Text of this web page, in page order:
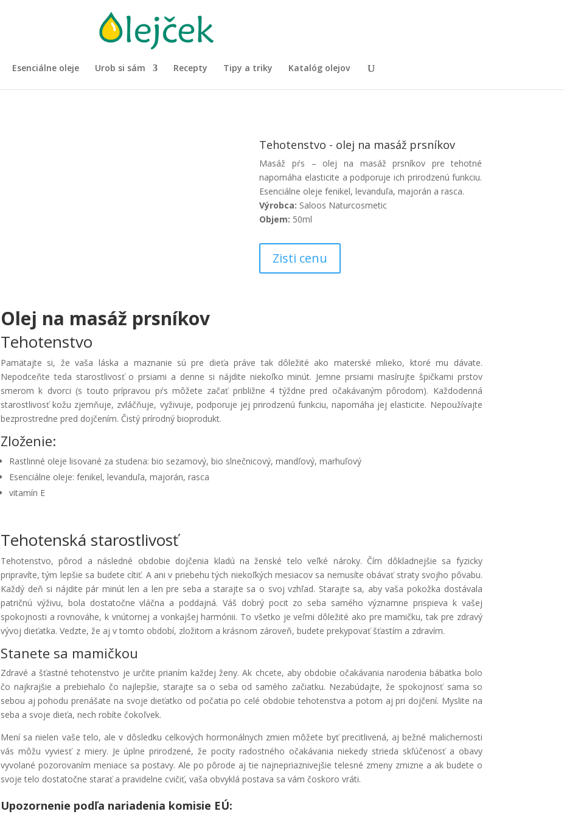
Esenciálne oleje Urob si sám Recepty Tipy a triky Katalóg olejov
Tehotenstvo - olej na masáž prsníkov
Masáž pŕs – olej na masáž prsníkov pre tehotné
napomáha elasticite a podporuje ich prirodzenú funkciu.
Esenciálne oleje fenikel, levanduľa, majorán a rasca.
Výrobca: Saloos Naturcosmetic
Objem: 50ml
Zisti cenu
Olej na masáž prsníkov
Tehotenstvo
Pamätajte si, že vaša láska a maznanie sú pre dieťa práve tak dôležité ako materské mlieko, ktoré mu dávate.
Nepodceňte teda starostlivosť o prsiami a denne si nájdite niekoľko minút. Jemne prsiami masírujte špičkami prstov
smerom k dvorci (s touto prípravou pŕs môžete začať približne 4 týždne pred očakávaným pôrodom). Každodenná
starostlivosť kožu zjemňuje, zvláčňuje, vyživuje, podporuje jej prirodzenú funkciu, napomáha jej elasticite. Nepoužívajte
bezprostredne pred dojčením. Čistý prírodný bioprodukt.
Zloženie:
Rastlinné oleje lisované za studena: bio sezamový, bio slnečnicový, mandľový, marhuľový
Esenciálne oleje: fenikel, levanduľa, majorán, rasca
vitamín E
Tehotenská starostlivosť
Tehotenstvo, pôrod a následné obdobie dojčenia kladú na ženské telo veľké nároky. Čím dôkladnejšie sa fyzicky
pripravíte, tým lepšie sa budete cítiť. A ani v priebehu tých niekoľkých mesiacov sa nemusíte obávať straty svojho pôvabu.
Každý deň si nájdite pár minút len ​​a len pre seba a starajte sa o svoj vzhľad. Starajte sa, aby vaša pokožka dostávala
patričnú výživu, bola dostatočne vláčna a poddajná. Váš dobrý pocit zo seba samého významne prispieva k vašej
spokojnosti a rovnováhe, k vnútornej a vonkajšej harmónii. To všetko je veľmi dôležité ako pre mamičku, tak pre zdravý
vývoj dieťatka. Vedzte, že aj v tomto období, zložitom a krásnom zároveň, budete prekypovať šťastím a zdravím.
Stanete sa mamičkou
Zdravé a šťastné tehotenstvo je určite prianím každej ženy. Ak chcete, aby obdobie očakávania narodenia bábätka bolo
čo najkrajšie a prebiehalo čo najlepšie, starajte sa o seba od samého začiatku. Nezabúdajte, že spokojnosť sama so
sebou aj pohodu prenášate na svoje dieťatko od počatia po celé obdobie tehotenstva a potom aj pri dojčení. Myslite na
seba a svoje dieťa, nech robíte čokoľvek.
Mení sa nielen vaše telo, ale v dôsledku celkových hormonálnych zmien môžete byť precitlivená, aj bežné malichernosti
vás môžu vyviesť z miery. Je úplne prirodzené, že pocity radostného očakávania niekedy strieda skľúčenosť a obavy
vyvolané pozorovaním meniace sa postavy. Ale po pôrode aj tie najnepriaznivejšie telesné zmeny zmizne a ak budete o
svoje telo dostatočne starať a pravidelne cvičiť, vaša obvyklá postava sa vám čoskoro vráti.
Upozornenie podľa nariadenia komisie EÚ: